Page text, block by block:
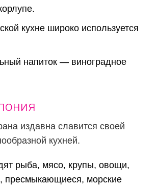
кухне широко используется
напиток — виноградное
издавна славится своей
кухней.
рыба, мясо, крупы, овощи,
пресмыкающиеся, морские